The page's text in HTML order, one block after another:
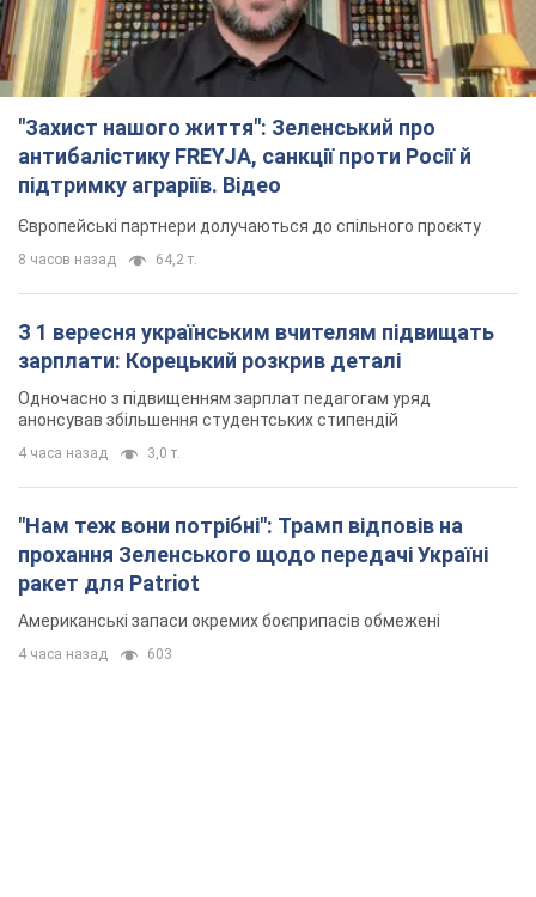
"Захист нашого життя": Зеленський про
антибалістику FREYJA, санкції проти Росії й
підтримку аграріїв. Відео
Європейські партнери долучаються до спільного проєкту
8 часов назад 64,2 т.
З 1 вересня українським вчителям підвищать
зарплати: Корецький розкрив деталі
Одночасно з підвищенням зарплат педагогам уряд
анонсував збільшення студентських стипендій
4 часа назад 3,0 т.
"Нам теж вони потрібні": Трамп відповів на
прохання Зеленського щодо передачі Україні
ракет для Patriot
Американські запаси окремих боєприпасів обмежені
4 часа назад 603